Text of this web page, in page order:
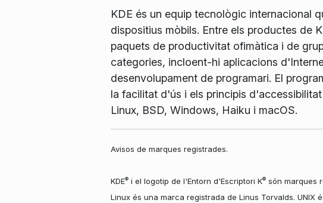
KDE és un equip tecnològic internacional
dispositius mòbils. Entre els productes de
paquets de productivitat ofimàtica i de
categories, incloent-hi aplicacions
desenvolupament de programari. El
la facilitat d'ús i els principis
Linux, BSD, Windows, Haiku i macOS.
Avisos de marques registrades.
KDE®i el logotip de l'Entorn d'Escriptori K®són marques
Linux és una marca registrada de Linus Torvalds. UNIX